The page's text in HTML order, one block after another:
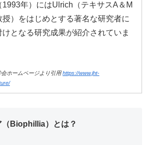
1993年）にはUlrich（テキサスA＆M
授）をはじめとする著名な研究者に
けとなる研究成果が紹介されていま
会ホームページより引用https://www.jht-
（Biophillia）とは？